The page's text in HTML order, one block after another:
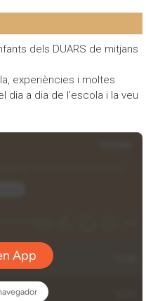
dels DUARS de mitjans
experiències i moltes
dia a dia de l'escola i la veu